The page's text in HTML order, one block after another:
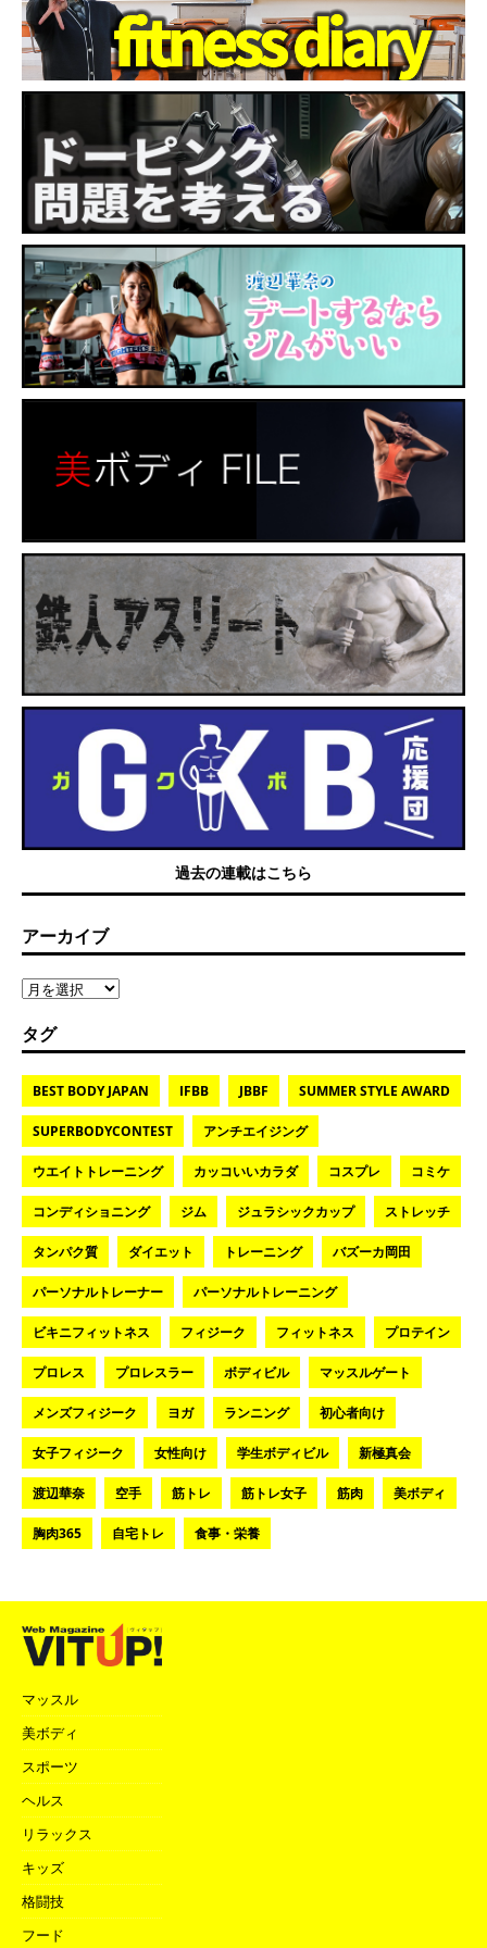
過去の連載はこちら
アーカイブ
タグ
BEST BODY JAPAN IFBB JBBF SUMMER STYLE AWARD
SUPERBODYCONTEST アンチエイジング
ウエイトトレーニング カッコいいカラダ コスプレ コミケ
コンディショニング ジム ジュラシックカップ ストレッチ
タンパク質 ダイエット トレーニング バズーカ岡田
パーソナルトレーナー パーソナルトレーニング
ビキニフィットネス フィジーク フィットネス プロテイン
プロレス プロレスラー ボディビル マッスルゲート
メンズフィジーク ヨガ ランニング 初心者向け
女子フィジーク 女性向け 学生ボディビル 新極真会
渡辺華奈 空手 筋トレ 筋トレ女子 筋肉 美ボディ
胸肉365 自宅トレ 食事・栄養
マッスル
美ボディ
スポーツ
ヘルス
リラックス
キッズ
格闘技
フード